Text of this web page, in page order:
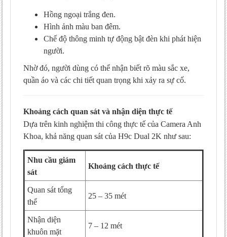
Hồng ngoại trắng đen.
Hình ảnh màu ban đêm.
Chế độ thông minh tự động bật đèn khi phát hiện
người.
Nhờ đó, người dùng có thể nhận biết rõ màu sắc xe,
quần áo và các chi tiết quan trọng khi xảy ra sự cố.
Khoảng cách quan sát và nhận diện thực tế
Dựa trên kinh nghiệm thi công thực tế của Camera Anh
Khoa, khả năng quan sát của H9c Dual 2K như sau:
Nhu cầu giám
sát
Khoảng cách thực tế
Quan sát tổng
thể
25 – 35 mét
Nhận diện
khuôn mặt
7 – 12 mét